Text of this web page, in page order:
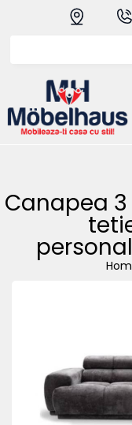
Canapea 3